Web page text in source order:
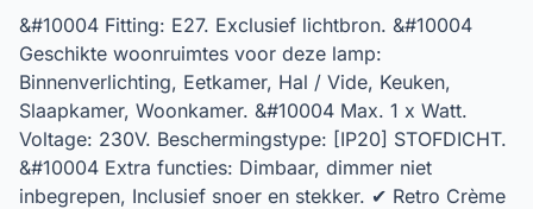
&#10004 Fitting: E27. Exclusief lichtbron. &#10004
Geschikte woonruimtes voor deze lamp:
Binnenverlichting, Eetkamer, Hal / Vide, Keuken,
Slaapkamer, Woonkamer. &#10004 Max. 1 x Watt.
Voltage: 230V. Beschermingstype: [IP20] STOFDICHT.
&#10004 Extra functies: Dimbaar, dimmer niet
inbegrepen, Inclusief snoer en stekker. ✔ Retro Crème